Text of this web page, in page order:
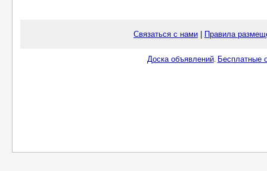
Связаться с нами Правила
Доска объявлений. Бесплатные